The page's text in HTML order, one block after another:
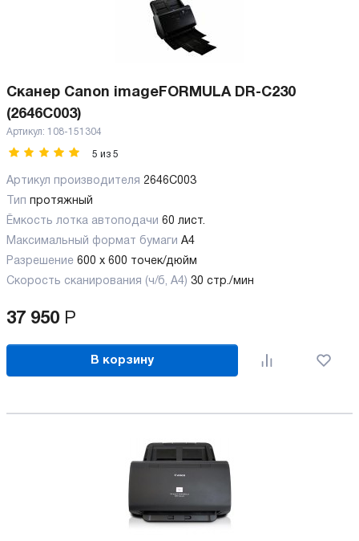
Сканер Canon imageFORMULA DR-C230
(2646C003)
Артикул: 108-151304
5 из 5
Артикул производителя 2646C003
Тип протяжный
Ёмкость лотка автоподачи 60 лист.
Максимальный формат бумаги А4
Разрешение 600 x 600 точек/дюйм
Скорость сканирования (ч/б, А4) 30 стр./мин
37 950 Р
В корзину